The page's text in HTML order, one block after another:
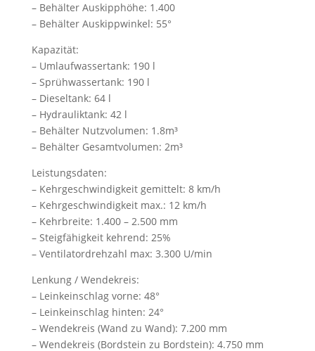
– Behälter Auskipphöhe: 1.400
– Behälter Auskippwinkel: 55°
Kapazität:
– Umlaufwassertank: 190 l
– Sprühwassertank: 190 l
– Dieseltank: 64 l
– Hydrauliktank: 42 l
– Behälter Nutzvolumen: 1.8m³
– Behälter Gesamtvolumen: 2m³
Leistungsdaten:
– Kehrgeschwindigkeit gemittelt: 8 km/h
– Kehrgeschwindigkeit max.: 12 km/h
– Kehrbreite: 1.400 – 2.500 mm
– Steigfähigkeit kehrend: 25%
– Ventilatordrehzahl max: 3.300 U/min
Lenkung / Wendekreis:
– Leinkeinschlag vorne: 48°
– Leinkeinschlag hinten: 24°
– Wendekreis (Wand zu Wand): 7.200 mm
– Wendekreis (Bordstein zu Bordstein): 4.750 mm